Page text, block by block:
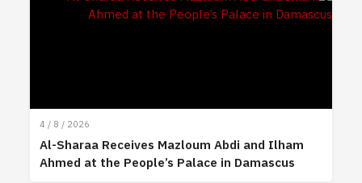
4 / 8 / 2026
Al-Sharaa Receives Mazloum Abdi and Ilham
Ahmed at the People’s Palace in Damascus